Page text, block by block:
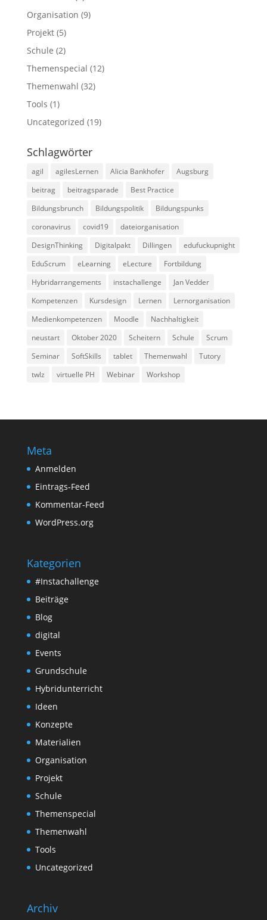
Organisation (9)
Projekt(5)
Schule (2)
Themenspecial (12)
Themenwahl (32)
Tools (1)
Uncategorized (19)
Schlagwörter
agil agilesLernen Alicia Bankhofer
Augsburg
beitrag
beitragsparade
Best Practice
Bildungsbrunch
Bildungspolitik
Bildungspunks
coronavirus
covid19
dateiorganisation
DesignThinking
Digitalpakt Dillingen
edufuckupnight
EduScrum
eLearning eLecture
Fortbildung
Hybridarrangements
instachallenge
Jan Vedder
Kompetenzen
Kursdesign Lernen
Lernorganisation
Medienkompetenzen
Moodle
Nachhaltigkeit
neustart
Oktober 2020 Scheitern Schule
Scrum
Seminar
SoftSkills tablet Themenwahl
Tutory
twlz
virtuelle PH Webinar Workshop
Meta
Anmelden
Eintrags-Feed
Kommentar-Feed
WordPress.org
Kategorien
#Instachallenge
Beiträge
Blog
digital
Events
Grundschule
Hybridunterricht
Ideen
Konzepte
Materialien
Organisation
Projekt
Schule
Themenspecial
Themenwahl
Tools
Uncategorized
Archiv